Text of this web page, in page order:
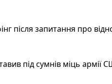
після запитання про
під сумнів міць армії